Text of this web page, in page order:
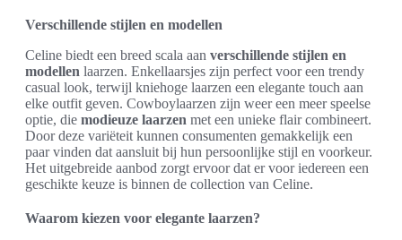
Verschillende stijlen en modellen
Celine biedt een breed scala aan verschillende stijlen en
modellen laarzen. Enkellaarsjes zijn perfect voor een trendy
casual look, terwijl kniehoge laarzen een elegante touch aan
elke outfit geven. Cowboylaarzen zijn weer een meer speelse
optie, die modieuze laarzen met een unieke flair combineert.
Door deze variëteit kunnen consumenten gemakkelijk een
paar vinden dat aansluit bij hun persoonlijke stijl en voorkeur.
Het uitgebreide aanbod zorgt ervoor dat er voor iedereen een
geschikte keuze is binnen de collection van Celine.
Waarom kiezen voor elegante laarzen?